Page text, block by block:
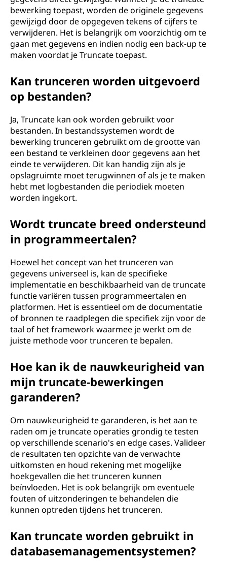
bewerking toepast, worden de originele gegevens
gewijzigd door de opgegeven tekens of cijfers te
verwijderen. Het is belangrijk om voorzichtig om te
gaan met gegevens en indien nodig een back-up te
maken voordat je Truncate toepast.
Kan trunceren worden uitgevoerd
op bestanden?
Ja, Truncate kan ook worden gebruikt voor
bestanden. In bestandssystemen wordt de
bewerking trunceren gebruikt om de grootte van
een bestand te verkleinen door gegevens aan het
einde te verwijderen. Dit kan handig zijn als je
opslagruimte moet terugwinnen of als je te maken
hebt met logbestanden die periodiek moeten
worden ingekort.
Wordt truncate breed ondersteund
in programmeertalen?
Hoewel het concept van het trunceren van
gegevens universeel is, kan de specifieke
implementatie en beschikbaarheid van de truncate
functie variëren tussen programmeertalen en
platformen. Het is essentieel om de documentatie
of bronnen te raadplegen die specifiek zijn voor de
taal of het framework waarmee je werkt om de
juiste methode voor trunceren te bepalen.
Hoe kan ik de nauwkeurigheid van
mijn truncate-bewerkingen
garanderen?
Om nauwkeurigheid te garanderen, is het aan te
raden om je truncate operaties grondig te testen
op verschillende scenario's en edge cases. Valideer
de resultaten ten opzichte van de verwachte
uitkomsten en houd rekening met mogelijke
hoekgevallen die het trunceren kunnen
beïnvloeden. Het is ook belangrijk om eventuele
fouten of uitzonderingen te behandelen die
kunnen optreden tijdens het trunceren.
Kan truncate worden gebruikt in
databasemanagementsystemen?